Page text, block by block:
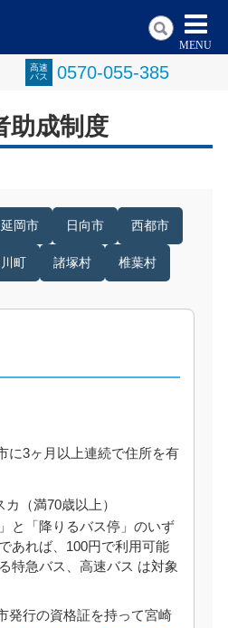
高速
バス
0570-055-385
MENU
助成制度
延岡市 日向市 西都市
町 諸塚村 椎葉村
に3ヶ月以上連続で住所を有
カ（満70歳以上）
と「降りるバス停」のいず
あれば、100円で利用可能
特急バス、高速バス は対象
発行の資格証を持って宮崎